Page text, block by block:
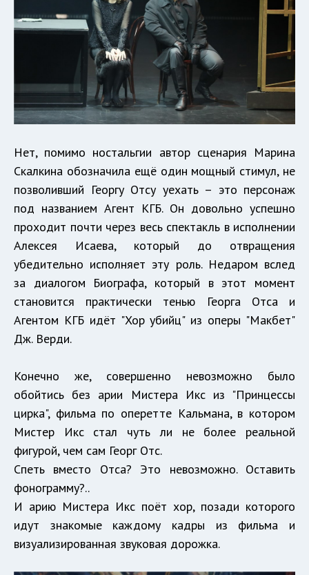
Нет, помимо ностальгии автор сценария Марина
Скалкина обозначила ещё один мощный стимул, не
позволивший Георгу Отсу уехать – это персонаж
под названием Агент КГБ. Он довольно успешно
проходит почти через весь спектакль в исполнении
Алексея Исаева, который до отвращения
убедительно исполняет эту роль. Недаром вслед
за диалогом Биографа, который в этот момент
становится практически тенью Георга Отса и
Агентом КГБ идёт "Хор убийц" из оперы "Макбет"
Дж. Верди.
Конечно же, совершенно невозможно было
обойтись без арии Мистера Икс из "Принцессы
цирка", фильма по оперетте Кальмана, в котором
Мистер Икс стал чуть ли не более реальной
фигурой, чем сам Георг Отс.
Спеть вместо Отса? Это невозможно. Оставить
фонограмму?..
И арию Мистера Икс поёт хор, позади которого
идут знакомые каждому кадры из фильма и
визуализированная звуковая дорожка.